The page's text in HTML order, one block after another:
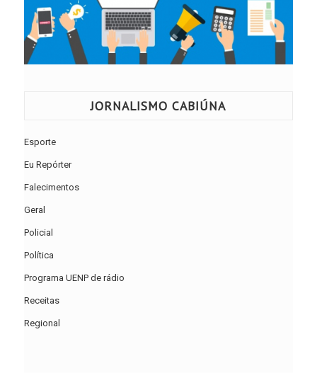
JORNALISMO CABIÚNA
Esporte
Eu Repórter
Falecimentos
Geral
Policial
Política
Programa UENP de rádio
Receitas
Regional